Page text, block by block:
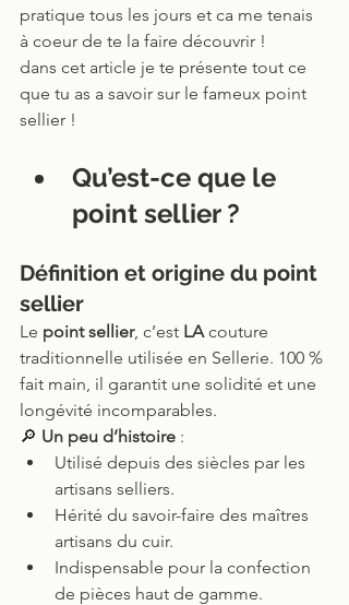
pratique tous les jours et ca me tenais
à coeur de te la faire découvrir !
dans cet article je te présente tout ce
que tu as a savoir sur le fameux point
sellier !
Qu’est-ce que le
point sellier ?
Définition et origine du point
sellier
Le point sellier, c’est LA couture
traditionnelle utilisée en Sellerie. 100 %
fait main, il garantit une solidité et une
longévité incomparables.
🔎 Un peu d’histoire :
Utilisé depuis des siècles par les
artisans selliers.
Hérité du savoir-faire des maîtres
artisans du cuir.
Indispensable pour la confection
de pièces haut de gamme.